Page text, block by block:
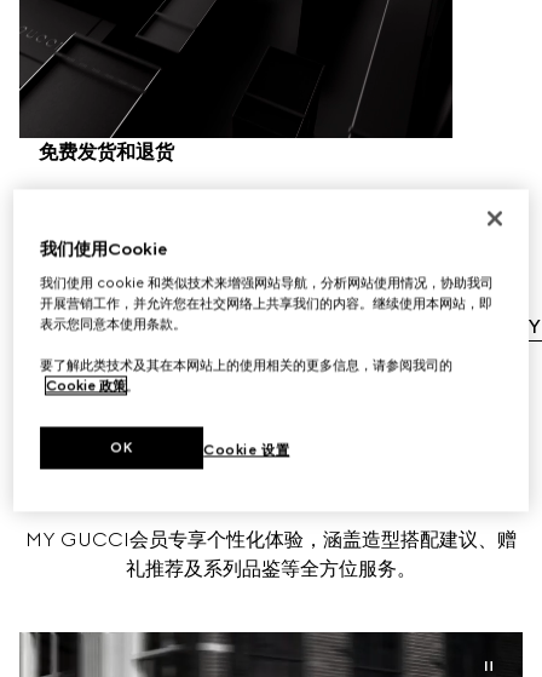
免费发货和退货
标准配送服务
免费退换货
注册
MY GUCCI会员专享个性化体验，涵盖造型搭配建议、赠
礼推荐及系列品鉴等全方位服务。
我们使用Cookie
我们使用 cookie 和类似技术来增强网站导航，分析网站使用情况，协助我司
开展营销工作，并允许您在社交网络上共享我们的内容。继续使用本网站，即
表示您同意本使用条款。
要了解此类技术及其在本网站上的使用相关的更多信息，请参阅我司的
Cookie 政策。
Cookie 设置
OK